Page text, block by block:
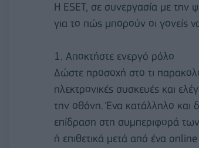
Η ESET, σε συνεργασία με την
για το πώς μπορούν οι γονείς
1. Αποκτήστε ενεργό ρόλο
Δώστε προσοχή στο τι
ηλεκτρονικές συσκευές και
την οθόνη. Ένα κατάλληλο και
επίδραση στη συμπεριφορά
ή επιθετικά μετά από ένα